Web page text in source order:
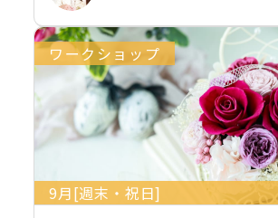
ワークショップ
9月[週末・祝日]